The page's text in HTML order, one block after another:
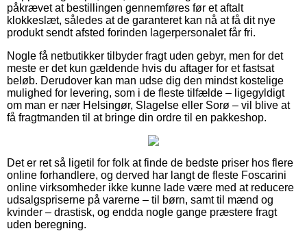
påkrævet at bestillingen gennemføres før et aftalt
klokkeslæt, således at de garanteret kan nå at få dit nye
produkt sendt afsted forinden lagerpersonalet får fri.
Nogle få netbutikker tilbyder fragt uden gebyr, men for det
meste er det kun gældende hvis du aftager for et fastsat
beløb. Derudover kan man udse dig den mindst kostelige
mulighed for levering, som i de fleste tilfælde – ligegyldigt
om man er nær Helsingør, Slagelse eller Sorø – vil blive at
få fragtmanden til at bringe din ordre til en pakkeshop.
Det er ret så ligetil for folk at finde de bedste priser hos flere
online forhandlere, og derved har langt de fleste Foscarini
online virksomheder ikke kunne lade være med at reducere
udsalgspriserne på varerne – til børn, samt til mænd og
kvinder – drastisk, og endda nogle gange præstere fragt
uden beregning.